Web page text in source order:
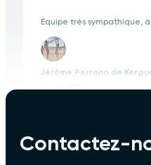
Équipe très sympathique,
Jérôme Perrono de
Contactez-